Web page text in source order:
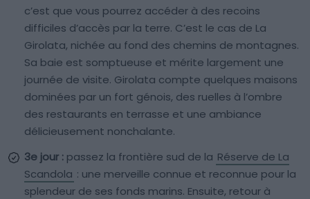
c’est que vous pourrez accéder à des recoins
difficiles d’accès par la terre. C’est le cas de La
Girolata, nichée au fond des chemins de montagnes.
Sa baie est somptueuse et mérite largement une
journée de visite. Girolata compte quelques maisons
dominées par un fort génois, des ruelles à l’ombre
des restaurants en terrasse et une ambiance
délicieusement nonchalante.
3e jour : passez la frontière sud de la Réserve de La
Scandola : une merveille connue et reconnue pour la
splendeur de ses fonds marins. Ensuite, retour à